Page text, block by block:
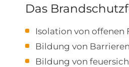
Das
Isolation von
Bildung von
Bildung von